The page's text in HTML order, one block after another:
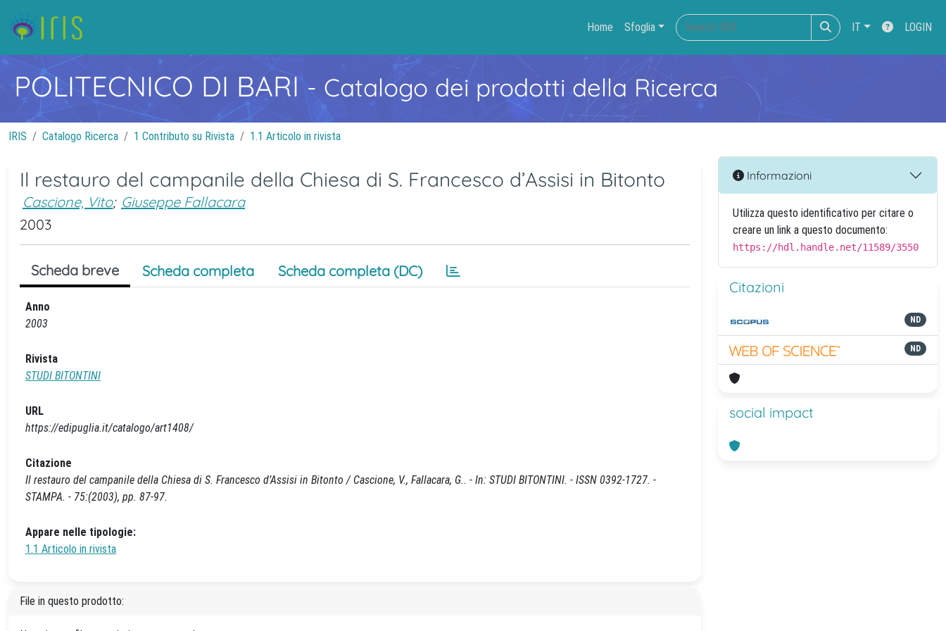
Home Sfoglia IT LOGIN
POLITECNICO DI BARI- Catalogo dei prodotti della Ricerca
IRIS Catalogo Ricerca 1 Contributo su Rivista 1.1 Articolo in rivista
Il restauro del campanile della Chiesa di S. Francesco d’Assisi in Bitonto
Cascione, Vito; Giuseppe Fallacara
2003
Scheda breve Scheda completa Scheda completa (DC)
Anno
2003
Rivista
STUDI BITONTINI
URL
https://edipuglia.it/catalogo/art1408/
Citazione
Il restauro del campanile della Chiesa di S. Francesco d’Assisi in Bitonto / Cascione, V., Fallacara, G.. - In: STUDI BITONTINI. - ISSN 0392-1727. -
STAMPA. - 75:(2003), pp. 87-97.
Appare nelle tipologie:
1.1 Articolo in rivista
File in questo prodotto:
Informazioni
Utilizza questo identificativo per citare o
creare un link a questo documento:
https://hdl.handle.net/11589/3550
Citazioni
ND
ND
social impact